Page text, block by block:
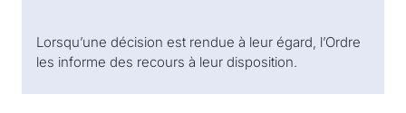
Lorsqu’une décision est rendue à leur égard, l’Ordre
les informe des recours à leur disposition.